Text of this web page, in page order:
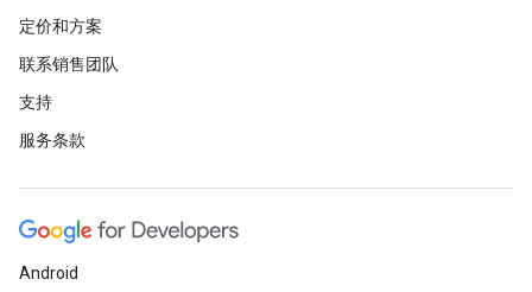
定价和方案
联系销售团队
支持
服务条款
Android